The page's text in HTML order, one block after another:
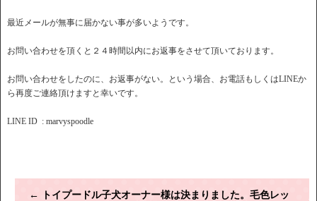
最近メールが無事に届かない事が多いようです。
お問い合わせを頂くと２４時間以内にお返事をさせて頂いております。
お問い合わせをしたのに、お返事がない。という場合、お電話もしくはLINEか
ら再度ご連絡頂けますと幸いです。
LINE ID : marvyspoodle
←
トイプードル子犬オーナー様は決まりました。毛色レッ